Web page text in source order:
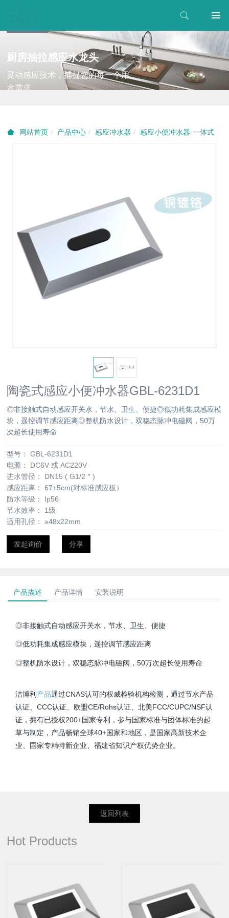
厨房抽拉感应水龙头
灵动感应技术，捕捉您的每一个用
水需求
网站首页 产品中心 感应冲水器 感应小便冲水器-一体式
陶瓷式感应小便冲水器GBL-6231D1
◎非接触式自动感应开关水，节水、卫生、便捷◎低功耗集成感应模
块，遥控调节感应距离◎整机防水设计，双稳态脉冲电磁阀，50万
次超长使用寿命
型号：
GBL-6231D1
电源：
DC6V 或 AC220V
进水管径：
DN15 ( G1/2＂)
感应距离：
67±5cm(对标准感应板）
防水等级：
Ip56
节水效率：
1级
适用孔径：
≥48x22mm
发起询价 分享
产品描述 产品详情 安装说明
◎非接触式自动感应开关水，节水、卫生、便捷
◎低功耗集成感应模块，遥控调节感应距离
◎整机防水设计，双稳态脉冲电磁阀，50万次超长使用寿命
洁博利 产品通过CNAS认可的权威检验机构检测，通过节水产品
认证、CCC认证、欧盟CE/Rohs认证、北美FCC/CUPC/NSF认
证，拥有已授权200+国家专利，参与国家标准与团体标准的起
草与制定，产品畅销全球40+国家和地区，是国家高新技术企
业、国家专精特新企业、福建省知识产权优势企业。
返回列表
Hot Products